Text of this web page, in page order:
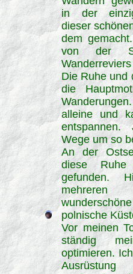
in der
dieser
dem
von der
Die Ruhe und
die
alleine und
Wege um so
An der
diese Ruhe
gefunden.
polnische
Vor meinen
ständig
optimieren.